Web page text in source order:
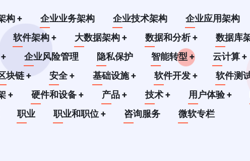
构+ 企业业务架构 企业技术架构 企业应用架构
软件架构+ 大数据架构+ 数据和分析+ 数据库
+ 企业风险管理 隐私保护 智能转型+ 云计算+
块链+ 安全+ 基础设施+ 软件开发+ 软件测
+ 硬件和设备+ 产品+ 技术+ 用户体验+
职业 职业和职位+ 咨询服务 微软专栏